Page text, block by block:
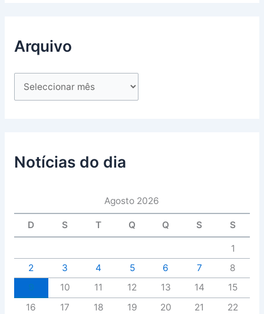
Arquivo
Notícias do dia
Agosto 2026
D S T Q Q S S
1
2
3 4 5 6 7
8
10 11 12 13 14
15
16
17 18 19 20 21
22